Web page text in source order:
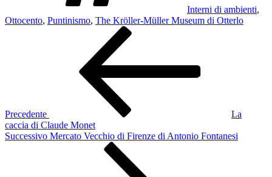
Interni di ambienti,
Ottocento, Puntinismo, The Kröller-Müller Museum di Otterlo
Precedente
La
caccia di Claude Monet
Articolo
Successivo Mercato Vecchio di Firenze di Antonio Fontanesi